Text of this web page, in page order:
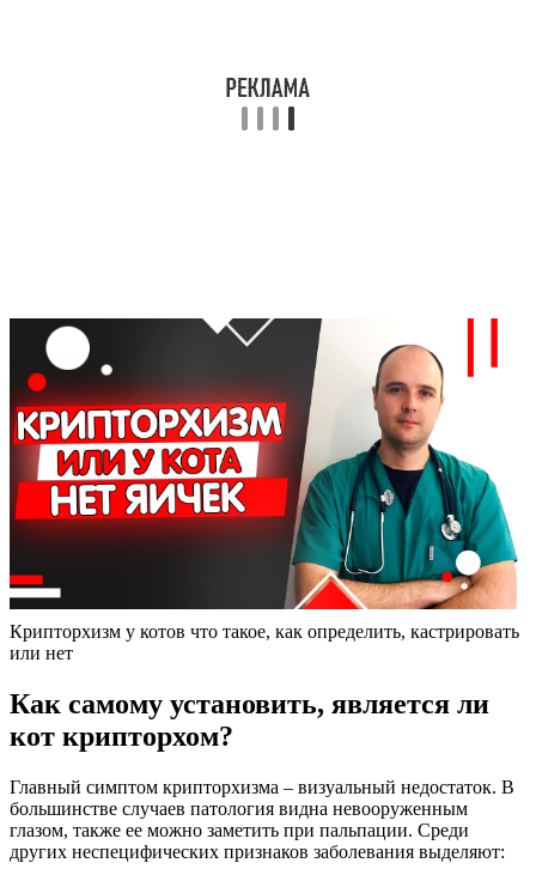
Крипторхизм у котов что такое, как определить, кастрировать
или нет
Как самому установить, является ли
кот крипторхом?
Главный симптом крипторхизма – визуальный недостаток. В
большинстве случаев патология видна невооруженным
глазом, также ее можно заметить при пальпации. Среди
других неспецифических признаков заболевания выделяют: